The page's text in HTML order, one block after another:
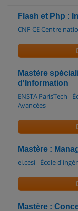
Flash et Php :
CNF-CE Centre
Mastère
d'Information
ENSTA ParisTech -
Avancées
Mastère :
ei.cesi - École
Mastère :